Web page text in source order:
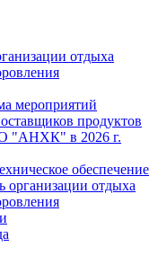
отдыха
мероприятий
продуктов
"АНХК" в 2026 г.
обеспечение
организации отдыха